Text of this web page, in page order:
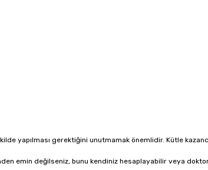
yapılması gerektiğini unutmamak önemlidir. Kütle
emin değilseniz, bunu kendiniz hesaplayabilir veya